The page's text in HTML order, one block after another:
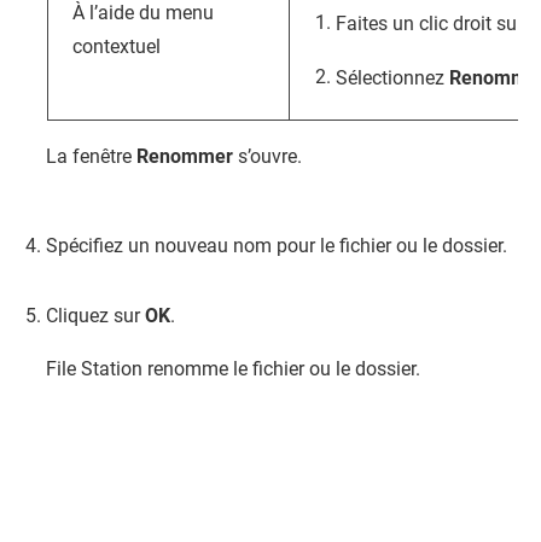
À l’aide du menu
contextuel
Faites un clic droit sur
Sélectionnez
La fenêtre Renommer s’ouvre.
Spécifiez un nouveau nom pour le fichier ou le dossier.
Cliquez surOK.
File Station renomme le fichier ou le dossier.